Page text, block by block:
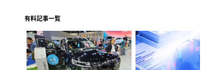
有料記事一覧